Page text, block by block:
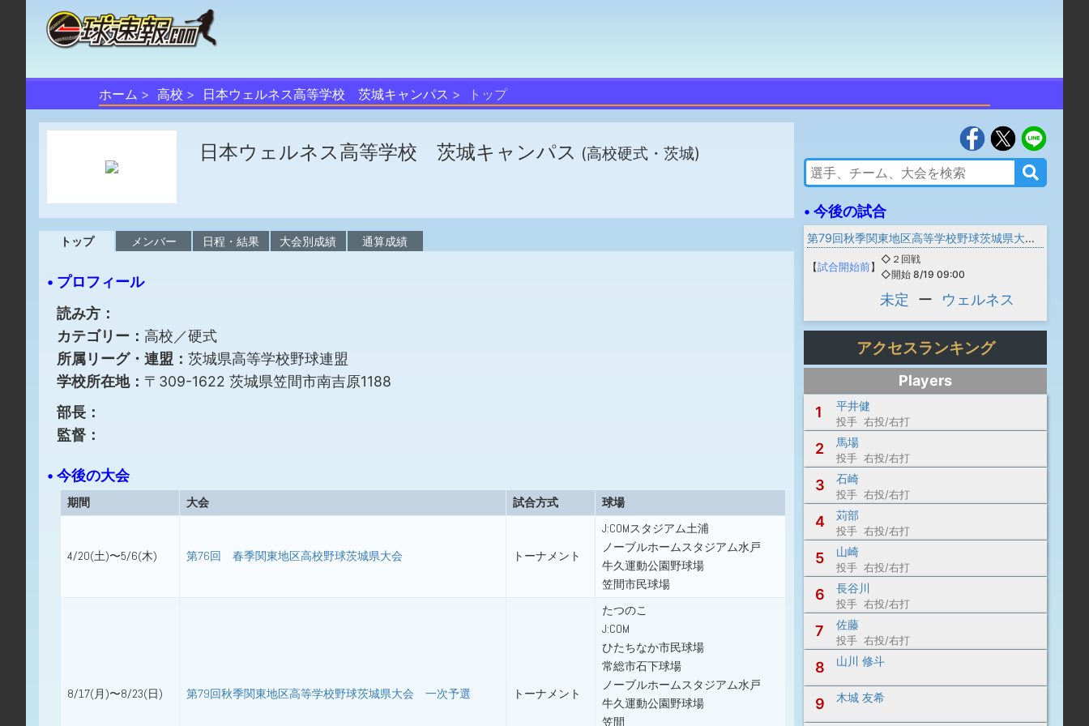
ホーム 高校 日本ウェルネス高等学校 茨城キャンパス トップ
日本ウェルネス高等学校 茨城キャンパス (高校硬式・茨城)
トップ メンバー 日程・結果 大会別成績 通算成績
• プロフィール
読み方：
カテゴリー： 高校／硬式
所属リーグ・連盟： 茨城県高等学校野球連盟
学校所在地： 〒309-1622 茨城県笠間市南吉原1188
部長：
監督：
• 今後の大会
期間 大会 試合方式 球場
4/20(土)〜5/6(木) 第76回 春季関東地区高校野球茨城県大会 トーナメント
J:COMスタジアム土浦
ノーブルホームスタジアム水戸
牛久運動公園野球場
笠間市民球場
8/17(月)〜8/23(日) 第79回秋季関東地区高等学校野球茨城県大会 一次予選 トーナメント
たつのこ
J:COM
ひたちなか市民球場
常総市石下球場
ノーブルホームスタジアム水戸
牛久運動公園野球場
笠間
• 今後の試合
第79回秋季関東地区高等学校野球茨城県大会 一次予選
【試合開始前】
◇２回戦
◇開始 8/19 09:00
未定 ー ウェルネス
アクセスランキング
Players
1
平井健
投手 右投/右打
2 馬場
投手 右投/右打
3 石崎
投手 右投/右打
4 苅部
投手 右投/右打
5 山崎
投手 右投/右打
6 長谷川
投手 右投/右打
7 佐藤
投手 右投/右打
8 山川 修斗
9 木城 友希